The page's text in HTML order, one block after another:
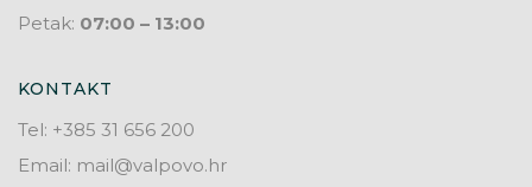
Petak: 07:00 – 13:00
KONTAKT
Tel: +385 31 656 200
Email: mail@valpovo.hr